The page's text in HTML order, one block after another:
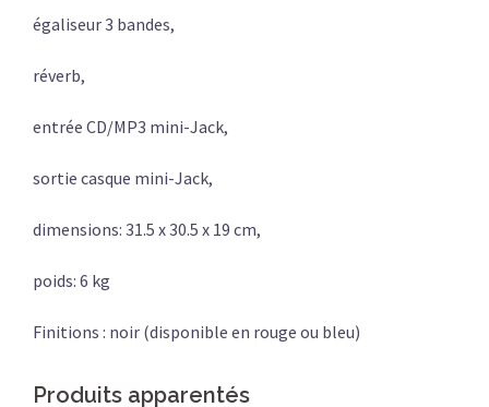
égaliseur 3 bandes,
réverb,
entrée CD/MP3 mini-Jack,
sortie casque mini-Jack,
dimensions: 31.5 x 30.5 x 19 cm,
poids: 6 kg
Finitions : noir (disponible en rouge ou bleu)
Produits apparentés